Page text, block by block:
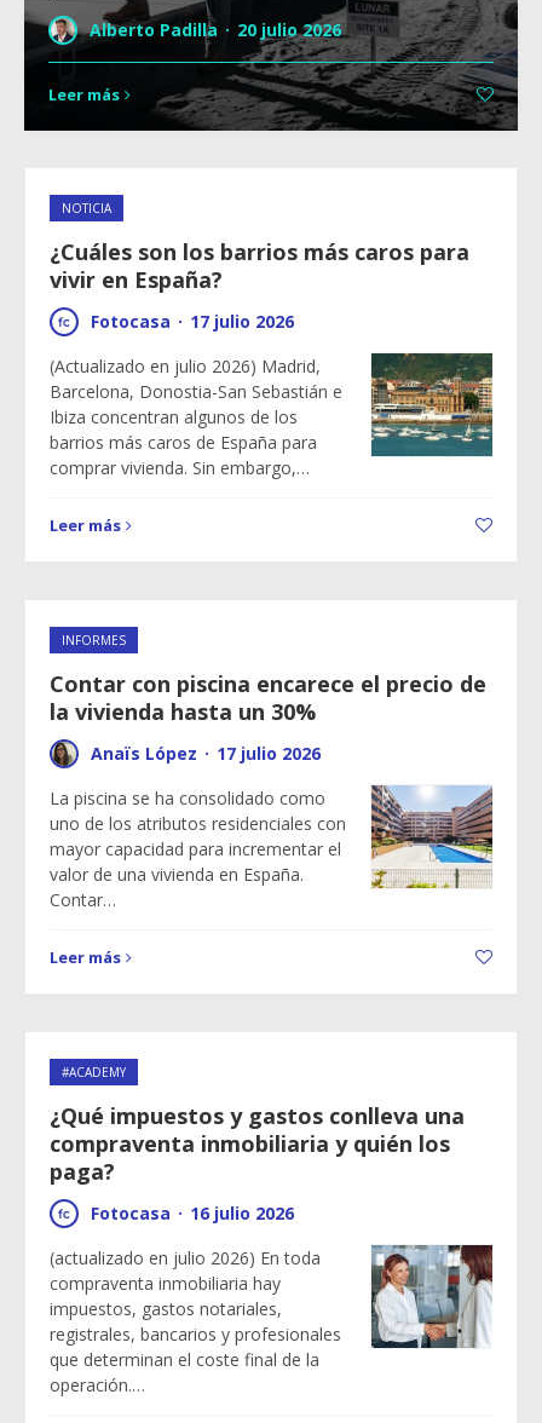
Alberto Padilla · 20 julio 2026
Leer más
NOTICIA
¿Cuáles son los barrios más caros para
vivir en España?
Fotocasa · 17 julio 2026
(Actualizado en julio 2026) Madrid,
Barcelona, Donostia-San Sebastián e
Ibiza concentran algunos de los
barrios más caros de España para
comprar vivienda. Sin embargo,…
Leer más
INFORMES
Contar con piscina encarece el precio de
la vivienda hasta un 30%
Anaïs López · 17 julio 2026
La piscina se ha consolidado como
uno de los atributos residenciales con
mayor capacidad para incrementar el
valor de una vivienda en España.
Contar…
Leer más
#ACADEMY
¿Qué impuestos y gastos conlleva una
compraventa inmobiliaria y quién los
paga?
Fotocasa · 16 julio 2026
(actualizado en julio 2026) En toda
compraventa inmobiliaria hay
impuestos, gastos notariales,
registrales, bancarios y profesionales
que determinan el coste final de la
operación.…